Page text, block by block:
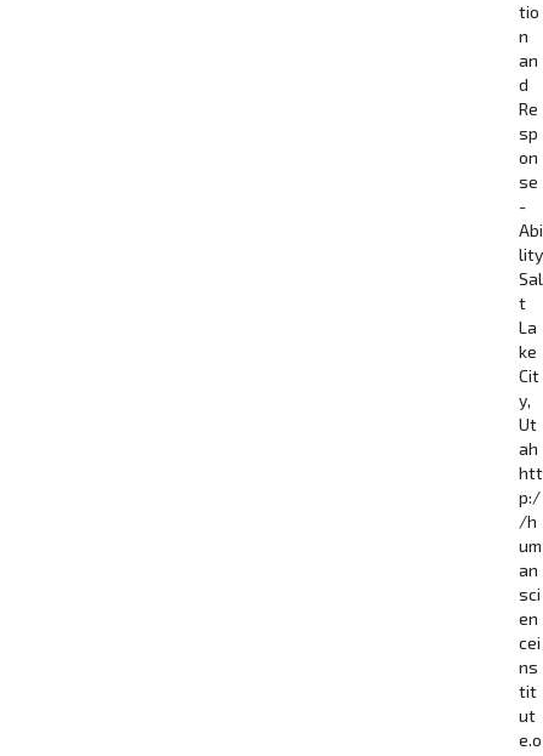
tio
n
an
d
Re
sp
on
se
-
Abi
lity
Sal
t
La
ke
Cit
y,
Ut
ah
htt
p:/
/h
um
an
sci
en
cei
ns
tit
ut
e.o